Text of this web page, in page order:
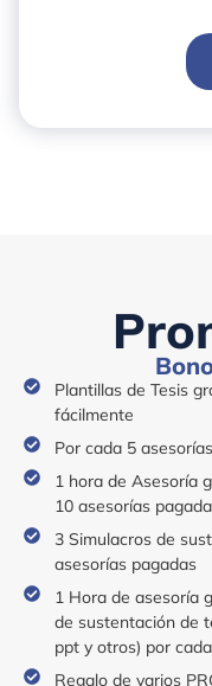
Plantillas de Tesis
fácilmente
Por cada 5
1 hora de Asesoría
10 asesorías
3 Simulacros de
asesorías pagadas
1 Hora de asesoría
de sustentación de
ppt y otros) por
Regalo de varios